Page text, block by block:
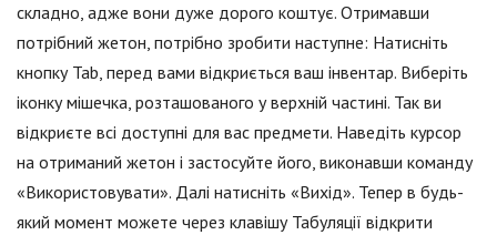
складно, адже вони дуже дорого коштує. Отримавши
потрібний жетон, потрібно зробити наступне: Натисніть
кнопку Tab, перед вами відкриється ваш інвентар. Виберіть
іконку мішечка, розташованого у верхній частині. Так ви
відкриєте всі доступні для вас предмети. Наведіть курсор
на отриманий жетон і застосуйте його, виконавши команду
«Використовувати». Далі натисніть «Вихід». Тепер в будь-
який момент можете через клавішу Табуляції відкрити